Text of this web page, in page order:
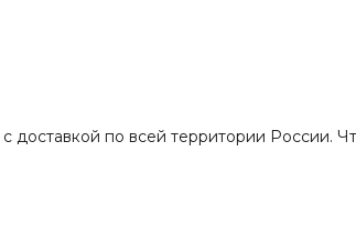
по всей территории России.